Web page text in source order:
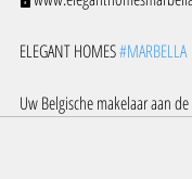
ELEGANT HOMES #MARBELLA
Uw Belgische makelaar aan